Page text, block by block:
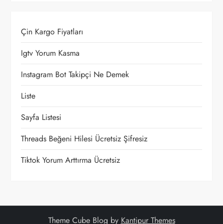
z
i
n
m
e
s
i
Çin Kargo Fiyatları
Igtv Yorum Kasma
Instagram Bot Takipçi Ne Demek
Liste
Sayfa Listesi
Threads Beğeni Hilesi Ücretsiz Şifresiz
Tiktok Yorum Arttırma Ücretsiz
Theme Cube Blog by Kantipur Themes